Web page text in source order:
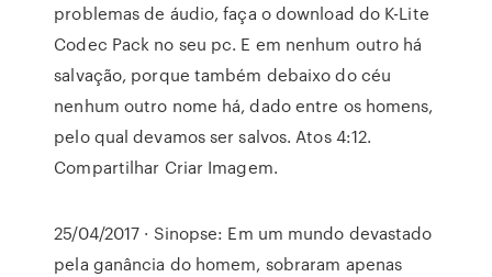
problemas de áudio, faça o download do K-Lite
Codec Pack no seu pc. E em nenhum outro há
salvação, porque também debaixo do céu
nenhum outro nome há, dado entre os homens,
pelo qual devamos ser salvos. Atos 4:12.
Compartilhar Criar Imagem.
25/04/2017 · Sinopse: Em um mundo devastado
pela ganância do homem, sobraram apenas